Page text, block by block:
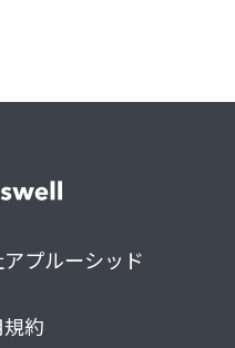
プルーシッド
約